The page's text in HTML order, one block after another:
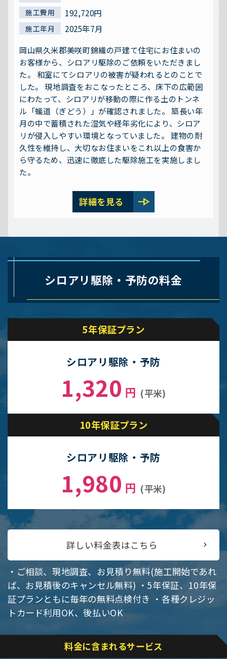
施工費用 192,720円
施工年月
2025年7月
岡山県久米郡美咲町錦織の戸建て住宅にお住まいの
お客様から、シロアリ駆除のご依頼をいただきまし
た。 和室にてシロアリの被害が疑われるとのことで
した。 現地調査をおこなったところ、床下の広範囲
にわたって、シロアリが移動の際に作る土のトンネ
ル「蟻道（ぎどう）」が確認されました。 築長い年
月の中で蓄積された湿気や経年劣化により、シロア
リが侵入しやすい環境となっていました。 建物の耐
久性を維持し、大切なお住まいをこれ以上の食害か
ら守るため、迅速に徹底した駆除施工を実施しまし
た。
詳細を見る line_end_arrow
シロアリ駆除・予防の料金
5年保証プラン
シロアリ駆除・予防
1,320 円 (平米)
10年保証プラン
シロアリ駆除・予防
1,980 円 (平米)
詳しい料金表はこちら
・ご相談、現地調査、お見積り無料(施工開始であれ
ば、お見積後のキャンセル無料)・5年保証、10年保
証プランともに毎年の無料点検付き ・各種クレジッ
トカード利用OK、後払いOK
料金に含まれるサービス